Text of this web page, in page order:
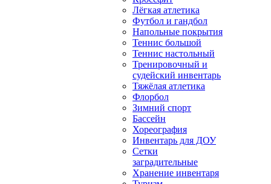
Лёгкая атлетика
Футбол и гандбол
Напольные покрытия
Теннис большой
Теннис настольный
Тренировочный и
судейский инвентарь
Тяжёлая атлетика
Флорбол
Зимний спорт
Бассейн
Хореография
Инвентарь для ДОУ
Сетки
заградительные
Хранение инвентаря